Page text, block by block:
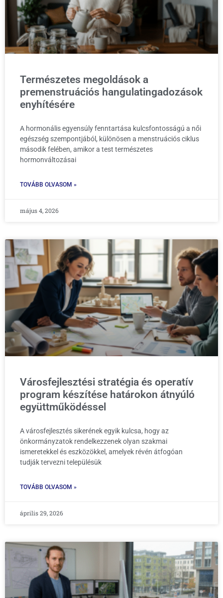
Természetes megoldások a
premenstruációs hangulatingadozások
enyhítésére
A hormonális egyensúly fenntartása kulcsfontosságú a női
egészség szempontjából, különösen a menstruációs ciklus
második felében, amikor a test természetes
hormonváltozásai
TOVÁBB OLVASOM »
május 4, 2026
Városfejlesztési stratégia és operatív
program készítése határokon átnyúló
együttműködéssel
A városfejlesztés sikerének egyik kulcsa, hogy az
önkormányzatok rendelkezzenek olyan szakmai
ismeretekkel és eszközökkel, amelyek révén átfogóan
tudják tervezni településük
TOVÁBB OLVASOM »
április 29, 2026